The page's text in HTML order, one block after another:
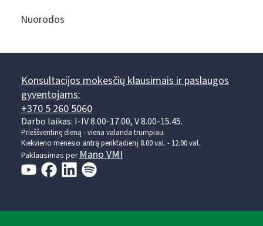
Nuorodos
Konsultacijos mokesčių klausimais ir paslaugos
gyventojams:
+370 5 260 5060
Darbo laikas: I-IV 8.00-17.00, V 8.00-15.45.
Prieššventinę dieną - viena valanda trumpiau.
Kiekvieno mėnesio antrą penktadienį 8.00 val. - 12.00 val.
Paklausimas per Mano VMI